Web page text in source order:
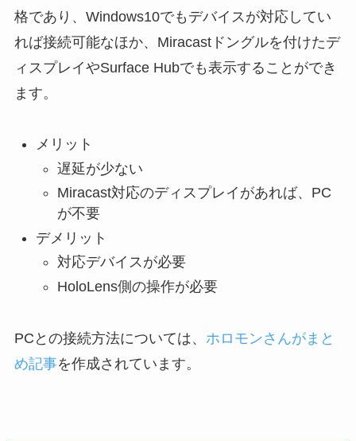
格であり、Windows10でもデバイスが対応してい
れば接続可能なほか、Miracastドングルを付けたデ
ィスプレイやSurface Hubでも表示することができ
ます。
メリット
遅延が少ない
Miracast対応のディスプレイがあれば、PC
が不要
デメリット
対応デバイスが必要
HoloLens側の操作が必要
PCとの接続方法については、 ホロモンさんがまと
め記事を作成されています。